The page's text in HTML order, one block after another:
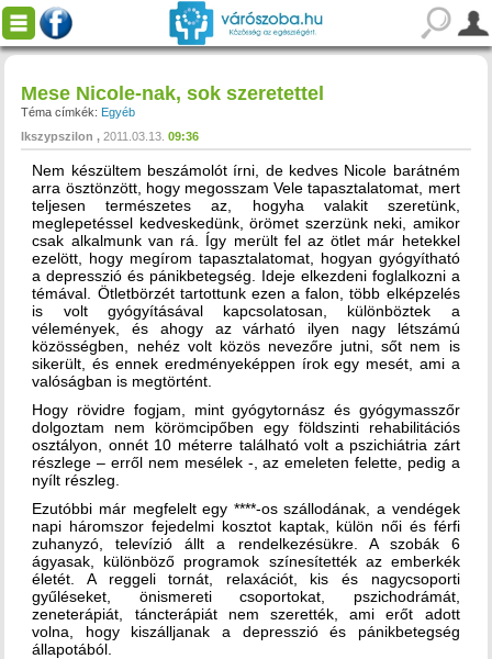
Mese Nicole-nak, sok szeretettel
Téma címkék: Egyéb
Ikszypszilon
2011.03.13. 09:36
Nem készültem beszámolót írni, de kedves Nicole barátném
arra ösztönzött, hogy megosszam Vele tapasztalatomat, mert
teljesen természetes az, hogyha valakit szeretünk,
meglepetéssel kedveskedünk, örömet szerzünk neki, amikor
csak alkalmunk van rá. Így merült fel az ötlet már hetekkel
ezelött, hogy megírom tapasztalatomat, hogyan gyógyítható
a depresszió és pánikbetegség. Ideje elkezdeni foglalkozni a
témával. Ötletbörzét tartottunk ezen a falon, több elképzelés
is volt gyógyításával kapcsolatosan, különböztek a
vélemények, és ahogy az várható ilyen nagy létszámú
közösségben, nehéz volt közös nevezőre jutni, sőt nem is
sikerült, és ennek eredményeképpen írok egy mesét, ami a
valóságban is megtörtént.
Hogy rövidre fogjam, mint gyógytornász és gyógymasszőr
dolgoztam nem körömcipőben egy földszinti rehabilitációs
osztályon, onnét 10 méterre található volt a pszichiátria zárt
részlege – erről nem mesélek -, az emeleten felette, pedig a
nyílt részleg.
Ezutóbbi már megfelelt egy ****-os szállodának, a vendégek
napi háromszor fejedelmi kosztot kaptak, külön női és férfi
zuhanyzó, televízió állt a rendelkezésükre. A szobák 6
ágyasak, különböző programok színesítették az emberkék
életét. A reggeli tornát, relaxációt, kis és nagycsoporti
gyűléseket, önismereti csoportokat, pszichodrámát,
zeneterápiát, táncterápiát nem szerették, ami erőt adott
volna, hogy kiszálljanak a depresszió és pánikbetegség
állapotából.